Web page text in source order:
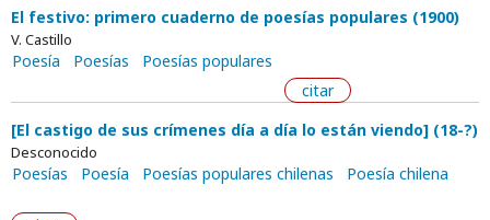
El festivo: primero cuaderno de poesías populares (1900)
V. Castillo
Poesía Poesías
Poesías populares
citar
[El castigo de sus crímenes día a día lo están viendo] (18-?)
Desconocido
Poesías Poesía Poesías populares chilenas Poesía chilena